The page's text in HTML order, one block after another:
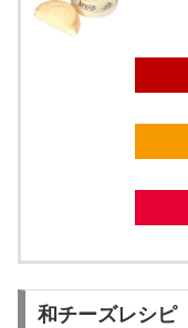
和チーズレシピ